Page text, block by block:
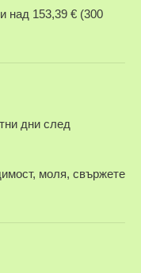
над 153,39 € (300
дни след
моля, свържете